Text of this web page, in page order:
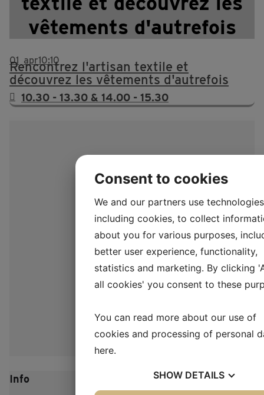
vêtements d'autrefois
01 apr10:10
Rencontrez l'artisan textile et
découvrez les vêtements d'autrefois
10.30 - 13.30 & 14.00 - 15.30
Info
Consent to cookies
We and our partners use
including cookies, to collect
about you for various purposes,
better user experience, functionality,
statistics and marketing. By clicking
all cookies' you consent to these
You can read more about our use of
cookies and processing of personal
here.
SHOW DETAILS